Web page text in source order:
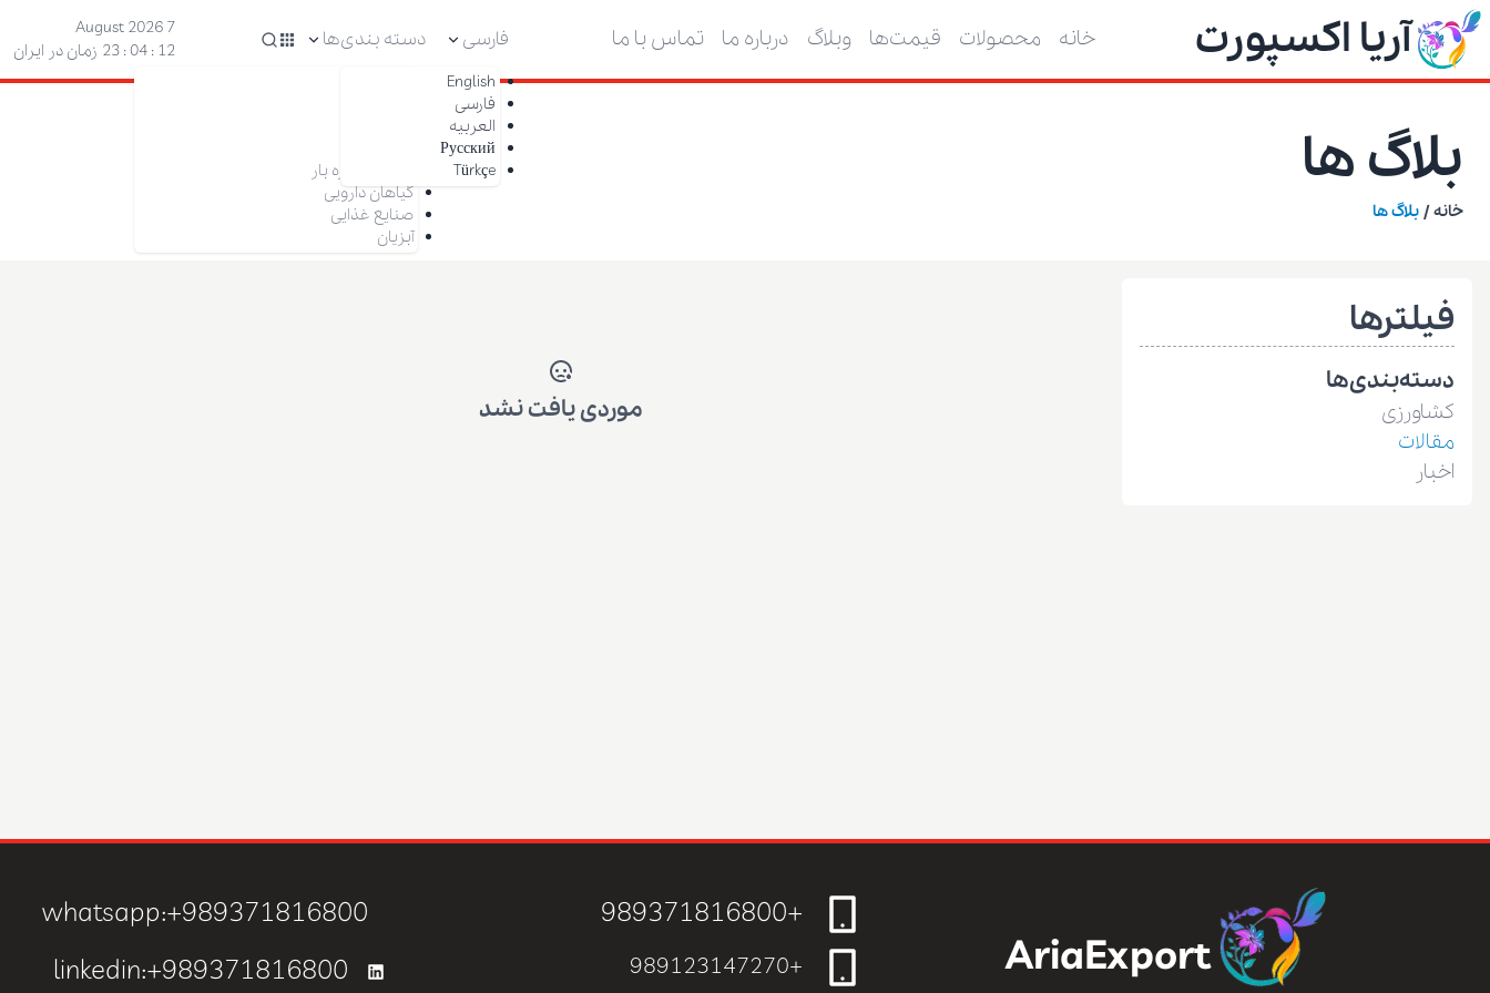
آریا اکسپورت خانه محصولات قیمت‌ها وبلاگ درباره ما تماس با ما فارسی
English
فارسی
العربیه
Русский
Türkçe
دسته بندی‌ها
میوه‌ها و تره بار
گیاهان دارویی
صنایع غذایی
آبزیان
7 August 2026
13 : 04 : 23
زمان در ایران
بلاگ ها
خانه / بلاگ ها
فیلترها
دسته‌بندی‌ها
کشاورزی
مقالات
اخبار
موردی یافت نشد
AriaExport
+989371816800
+989123147270
whatsapp:+989371816800
linkedin:+989371816800